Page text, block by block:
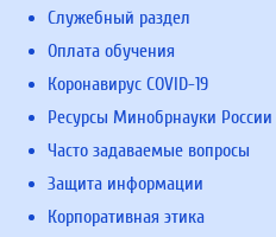
Служебный раздел
Оплата обучения
Коронавирус COVID-19
Ресурсы Минобрнауки
Часто задаваемые вопросы
Защита информации
Корпоративная этика